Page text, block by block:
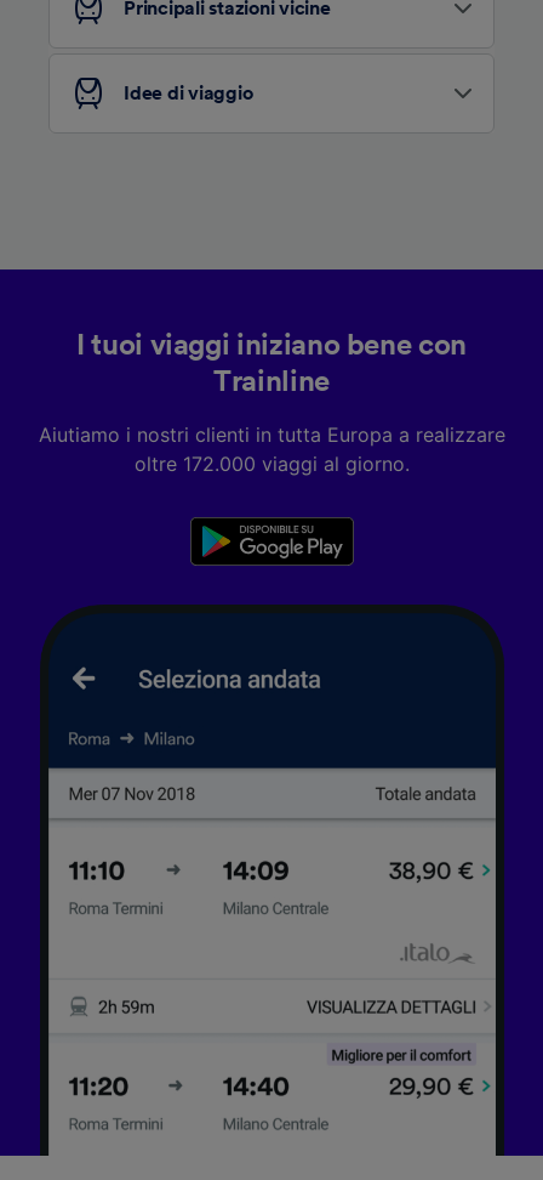
Principali stazioni vicine
Idee di viaggio
I tuoi viaggi iniziano bene con
Trainline
Aiutiamo i nostri clienti in tutta Europa a realizzare
oltre 172.000 viaggi al giorno.
Elenco dei partner (fornitori)